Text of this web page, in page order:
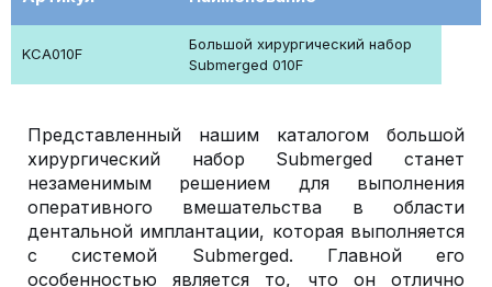
KCA010F
Большой хирургический набор
Submerged 010F
Представленный нашим каталогом большой
хирургический набор Submerged станет
незаменимым решением для выполнения
оперативного вмешательства в области
дентальной имплантации, которая выполняется
с системой Submerged. Главной его
особенностью является то, что он отлично